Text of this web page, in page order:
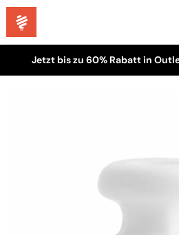
Jetzt bis zu 60% Rabatt in